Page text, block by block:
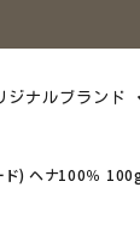
ジナルブランド
ド) ヘナ100％